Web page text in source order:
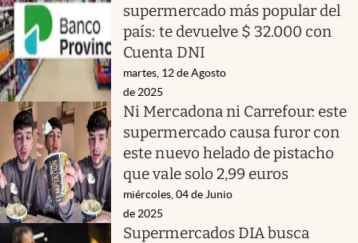
supermercado más popular del
país: te devuelve $ 32.000 con
Cuenta DNI
martes, 12 de Agosto
de 2025
Ni Mercadona ni Carrefour: este
supermercado causa furor con
este nuevo helado de pistacho
que vale solo 2,99 euros
miércoles, 04 de Junio
de 2025
Supermercados DIA busca